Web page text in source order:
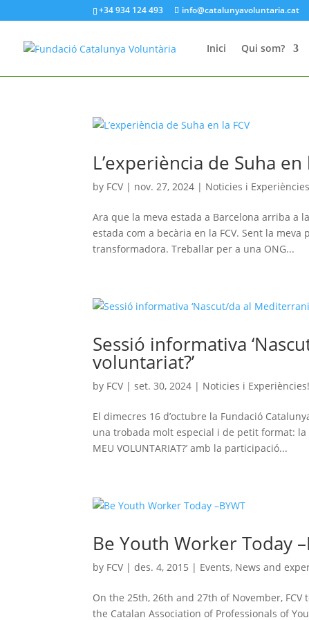
+34 934 124 493 info@catalunyavoluntaria.cat
Inici Qui som?
L’experiència de Suha en
by FCV | nov. 27, 2024 | Noticies i
Ara que la meva estada a Barcelona arriba a
estada com a becària en la FCV. Sent la
transformadora. Treballar per a una ONG...
Sessió informativa
voluntariat?’
by FCV |set. 30, 2024 | Noticies i Experiències!
El dimecres 16 d’octubre la Fundació
una trobada molt especial i de petit format: la
MEU VOLUNTARIAT?’ amb la participació...
Be Youth Worker Today
by FCV |des. 4, 2015 | Events, News and
On the 25th, 26th and 27th of November, FCV
the Catalan Association of Professionals of